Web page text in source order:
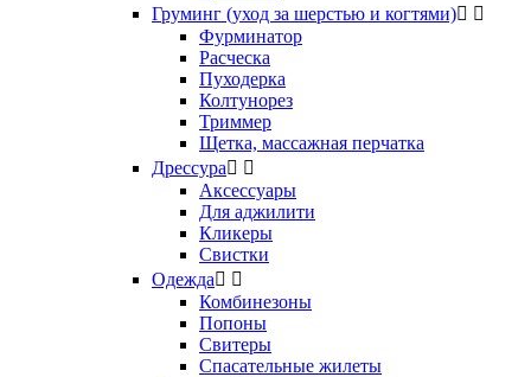
Груминг (уход за шерстью и когтями) 
Фурминатор
Расческа
Пуходерка
Колтунорез
Триммер
Щетка, массажная перчатка
Дрессура 
Аксессуары
Для аджилити
Кликеры
Свистки
Одежда 
Комбинезоны
Попоны
Свитеры
Спасательные жилеты